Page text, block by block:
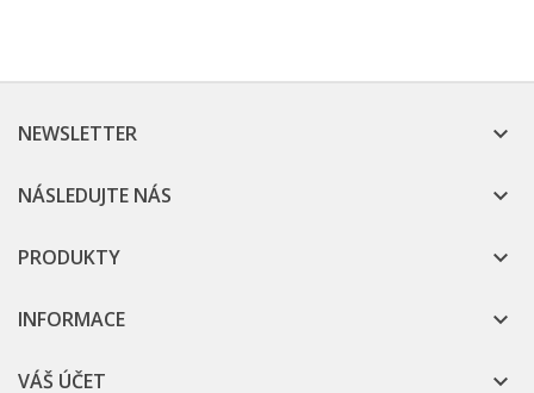
NEWSLETTER 
NÁSLEDUJTE NÁS 
PRODUKTY 
INFORMACE 
VÁŠ ÚČET 